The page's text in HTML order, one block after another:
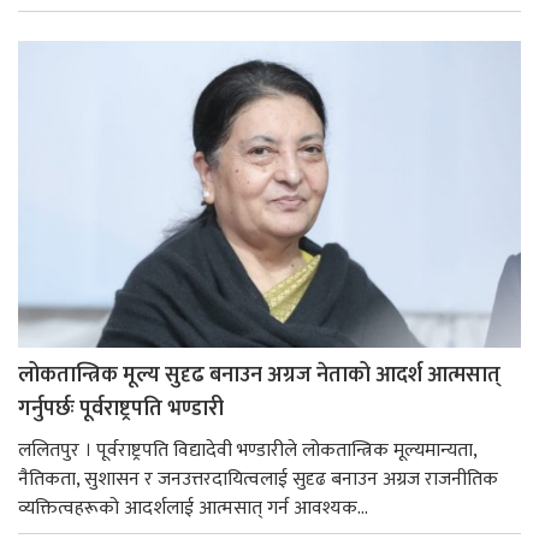
लोकतान्त्रिक मूल्य सुदृढ बनाउन अग्रज नेताको आदर्श आत्मसात्
गर्नुपर्छः पूर्वराष्ट्रपति भण्डारी
ललितपुर । पूर्वराष्ट्रपति विद्यादेवी भण्डारीले लोकतान्त्रिक मूल्यमान्यता,
नैतिकता, सुशासन र जनउत्तरदायित्वलाई सुदृढ बनाउन अग्रज राजनीतिक
व्यक्तित्वहरूको आदर्शलाई आत्मसात् गर्न आवश्यक...